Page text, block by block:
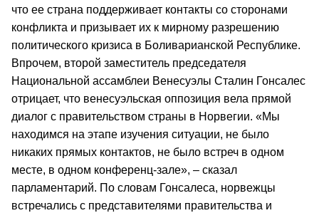
что ее страна поддерживает контакты со сторонами
конфликта и призывает их к мирному разрешению
политического кризиса в Боливарианской Республике.
Впрочем, второй заместитель председателя
Национальной ассамблеи Венесуэлы Сталин Гонсалес
отрицает, что венесуэльская оппозиция вела прямой
диалог с правительством страны в Норвегии. «Мы
находимся на этапе изучения ситуации, не было
никаких прямых контактов, не было встреч в одном
месте, в одном конференц-зале», – сказал
парламентарий. По словам Гонсалеса, норвежцы
встречались с представителями правительства и